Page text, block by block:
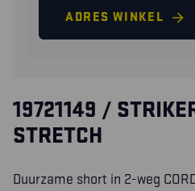
ADRES WINKEL
19721149 /
STRETCH
Duurzame short in 2-weg